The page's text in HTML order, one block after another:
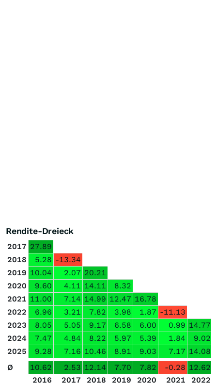
Rendite-Dreieck
2017 27.89
2018
5.28 -13.34
2019 10.04 2.07 20.21
2020
9.60 4.11 14.11
8.32
2021 11.00 7.14 14.99 12.47 16.78
2022
6.96 3.21 7.82 3.98 1.87 -11.13
2023
8.05 5.05 9.17 6.58 6.00 0.99 14.77
2024
7.47 4.84 8.22 5.97 5.39 1.84
9.02
2025
9.28 7.16 10.46 8.91 9.03 7.17 14.08
Ø
10.62 2.53 12.14 7.70 7.82 -0.28 12.62
2016
2017 2018 2019 2020 2021 2022